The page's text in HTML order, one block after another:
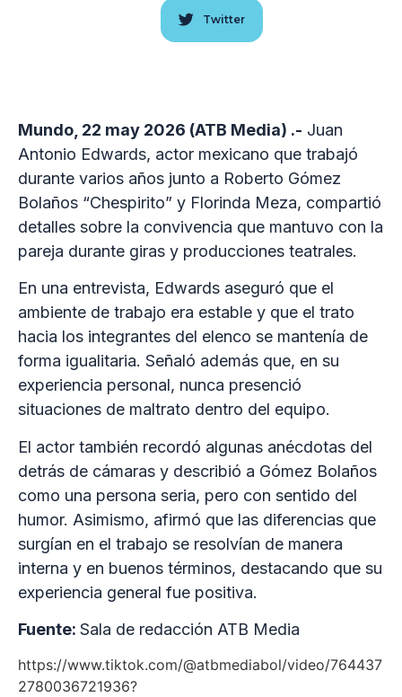
Twitter
Mundo, 22 may 2026 (ATB Media) .- Juan
Antonio Edwards, actor mexicano que trabajó
durante varios años junto a Roberto Gómez
Bolaños “Chespirito” y Florinda Meza, compartió
detalles sobre la convivencia que mantuvo con la
pareja durante giras y producciones teatrales.
En una entrevista, Edwards aseguró que el
ambiente de trabajo era estable y que el trato
hacia los integrantes del elenco se mantenía de
forma igualitaria. Señaló además que, en su
experiencia personal, nunca presenció
situaciones de maltrato dentro del equipo.
El actor también recordó algunas anécdotas del
detrás de cámaras y describió a Gómez Bolaños
como una persona seria, pero con sentido del
humor. Asimismo, afirmó que las diferencias que
surgían en el trabajo se resolvían de manera
interna y en buenos términos, destacando que su
experiencia general fue positiva.
Fuente: Sala de redacción ATB Media
https://www.tiktok.com/@atbmediabol/video/764437
2780036721936?